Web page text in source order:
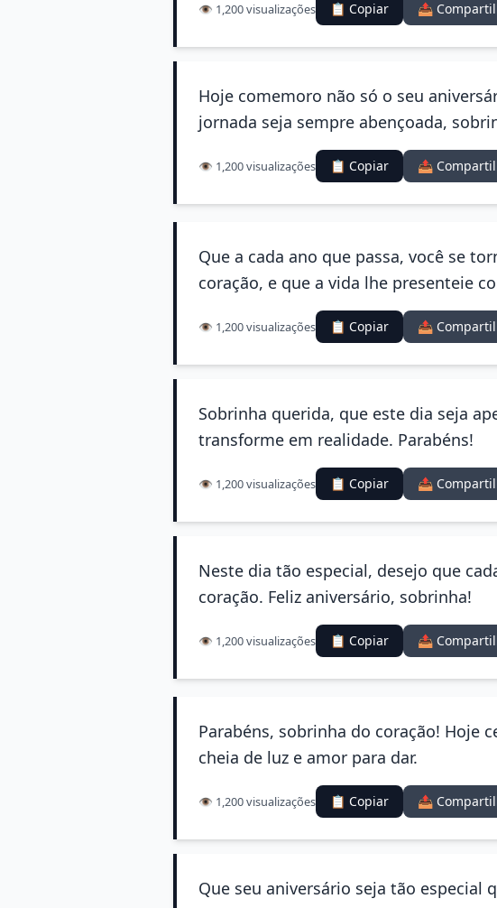
👁️ 1,200 visualizações 📋 Copiar 📤
Hoje comemoro não só o seu
jornada seja sempre abençoada,
👁️ 1,200 visualizações 📋 Copiar 📤
Que a cada ano que passa, você se
coração, e que a vida lhe presenteie
👁️ 1,200 visualizações 📋 Copiar 📤
Sobrinha querida, que este dia seja
transforme em realidade. Parabéns!
👁️ 1,200 visualizações 📋 Copiar 📤
Neste dia tão especial, desejo que
coração. Feliz aniversário, sobrinha!
👁️ 1,200 visualizações 📋 Copiar 📤
Parabéns, sobrinha do coração! Hoje
cheia de luz e amor para dar.
👁️ 1,200 visualizações 📋 Copiar 📤
Que seu aniversário seja tão especial